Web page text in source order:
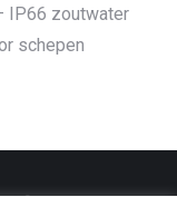
IP66 zoutwater
schepen